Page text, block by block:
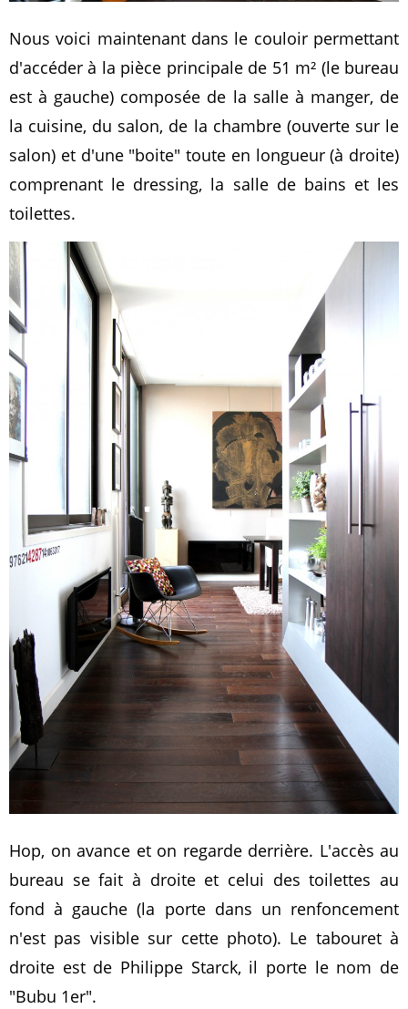
Nous voici maintenant dans le couloir permettant
d'accéder à la pièce principale de 51 m² (le bureau
est à gauche) composée de la salle à manger, de
la cuisine, du salon, de la chambre (ouverte sur le
salon) et d'une "boite" toute en longueur (à droite)
comprenant le dressing, la salle de bains et les
toilettes.
Hop, on avance et on regarde derrière. L'accès au
bureau se fait à droite et celui des toilettes au
fond à gauche (la porte dans un renfoncement
n'est pas visible sur cette photo). Le tabouret à
droite est de Philippe Starck, il porte le nom de
"Bubu 1er".